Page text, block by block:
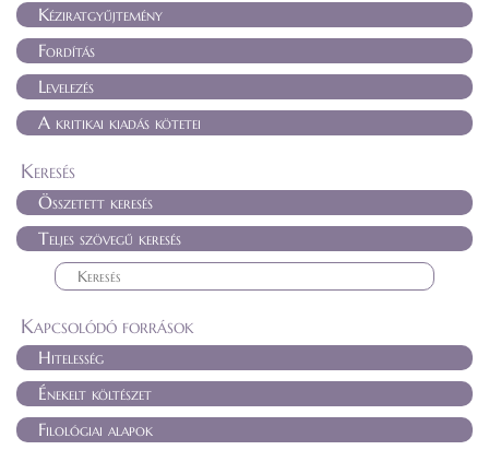
Kéziratgyűjtemény
Fordítás
Levelezés
A kritikai kiadás kötetei
Keresés
Összetett keresés
Teljes szövegű keresés
Kapcsolódó források
Hitelesség
Énekelt költészet
Filológiai alapok